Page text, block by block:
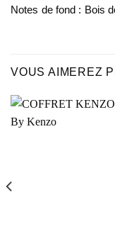
Notes de fond : Bois
VOUS AIMEREZ